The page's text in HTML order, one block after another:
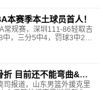
本赛季本土球员首人！
常规赛，深圳111-86轻取吉
，三分5中4，罚球3中2，
值+22。根据数据统计，
折 目前还不能弯曲&预
报道，山东男篮外援克里